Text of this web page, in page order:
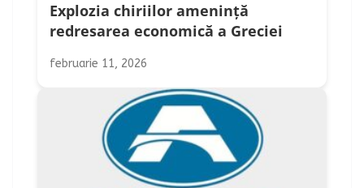
Explozia chiriilor amenință
redresarea economică a Greciei
februarie 11, 2026